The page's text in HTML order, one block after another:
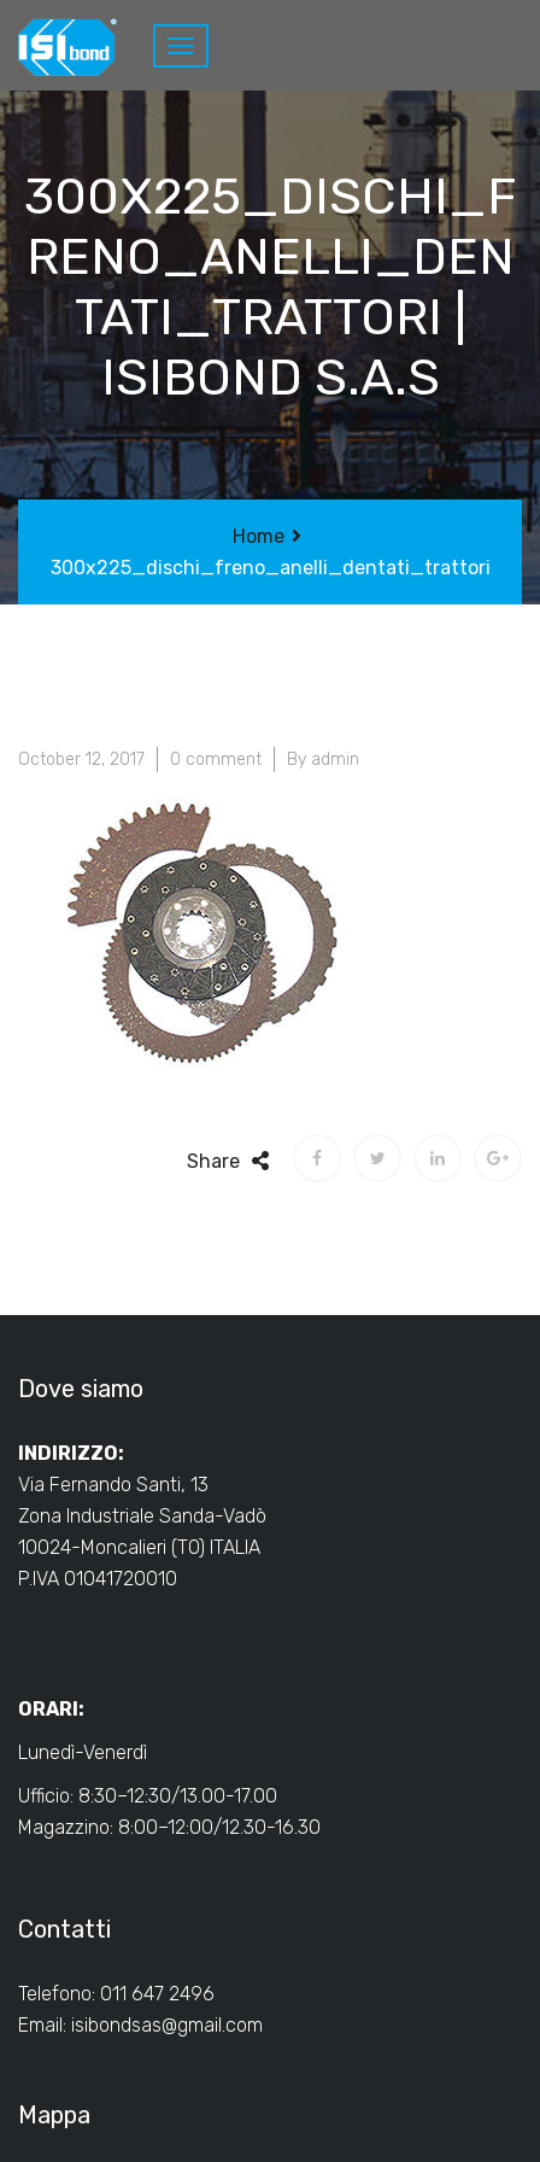
300X225_DISCHI_F
RENO_ANELLI_DEN
TATI_TRATTORI |
ISIBOND S.A.S
Home
300x225_dischi_freno_anelli_dentati_trattori
October 12, 2017 0 comment By admin
Share
Dove siamo
INDIRIZZO:
Via Fernando Santi, 13
Zona Industriale Sanda-Vadò
10024-Moncalieri (TO) ITALIA
P.IVA 01041720010
ORARI:
Lunedì-Venerdì
Ufficio: 8:30–12:30/13.00-17.00
Magazzino: 8:00–12:00/12.30-16.30
Contatti
Telefono: 011 647 2496
Email: isibondsas@gmail.com
Mappa